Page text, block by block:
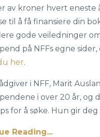
av kroner hvert eneste
til å få finansiere din
gode veiledninger
på NFFs egne sider,
her.
i NFF, Marit
i over 20 år, og
for å søke. Hun gir deg
Reading...